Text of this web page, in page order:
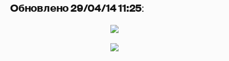
Обновлено 29/04/14 11:25: